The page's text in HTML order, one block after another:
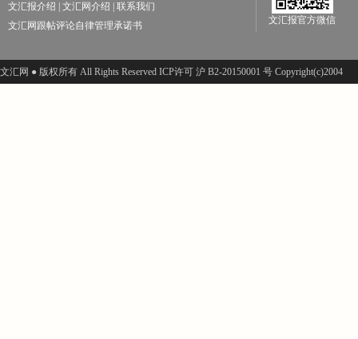
文汇报介绍
文汇网介绍
联系我们
文汇网跟帖评论自律管理承诺书
文汇报官方微信
文汇网 ● 版权所有 All Rights Reserved ICP许可 沪 B2-20150001 号 Copyright(c)2004